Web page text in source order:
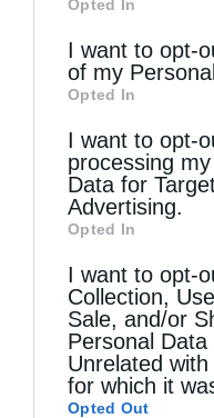
of downstream
information may
third parties on
Downstream
disclose it to
Opted In
I want to opt-
of my
Opted In
I want to opt-
processing
Data for
Advertising.
Opted In
I want to opt-
Collection,
Sale, and/or
Personal
Unrelated
for which it
Opted Out
Τελευταία άρθρα
Ο Νεαπόλεως στο
Παρασκευής
Παρακλητικό Κανόνα
Η Εορτή της Αγίας